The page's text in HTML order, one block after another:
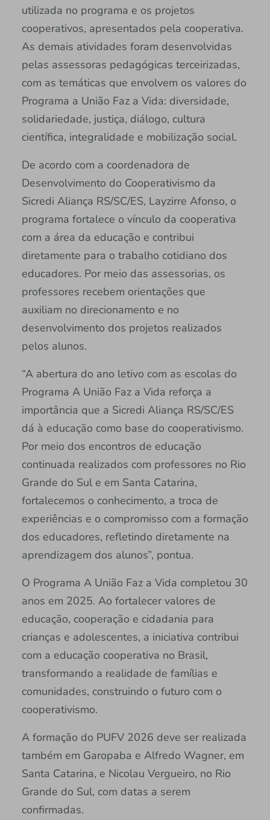
utilizada no programa e os projetos
cooperativos, apresentados pela cooperativa.
As demais atividades foram desenvolvidas
pelas assessoras pedagógicas terceirizadas,
com as temáticas que envolvem os valores do
Programa a União Faz a Vida: diversidade,
solidariedade, justiça, diálogo, cultura
científica, integralidade e mobilização social.
De acordo com a coordenadora de
Desenvolvimento do Cooperativismo da
Sicredi Aliança RS/SC/ES, Layzirre Afonso, o
programa fortalece o vínculo da cooperativa
com a área da educação e contribui
diretamente para o trabalho cotidiano dos
educadores. Por meio das assessorias, os
professores recebem orientações que
auxiliam no direcionamento e no
desenvolvimento dos projetos realizados
pelos alunos.
“A abertura do ano letivo com as escolas do
Programa A União Faz a Vida reforça a
importância que a Sicredi Aliança RS/SC/ES
dá à educação como base do cooperativismo.
Por meio dos encontros de educação
continuada realizados com professores no Rio
Grande do Sul e em Santa Catarina,
fortalecemos o conhecimento, a troca de
experiências e o compromisso com a formação
dos educadores, refletindo diretamente na
aprendizagem dos alunos”, pontua.
O Programa A União Faz a Vida completou 30
anos em 2025. Ao fortalecer valores de
educação, cooperação e cidadania para
crianças e adolescentes, a iniciativa contribui
com a educação cooperativa no Brasil,
transformando a realidade de famílias e
comunidades, construindo o futuro com o
cooperativismo.
A formação do PUFV 2026 deve ser realizada
também em Garopaba e Alfredo Wagner, em
Santa Catarina, e Nicolau Vergueiro, no Rio
Grande do Sul, com datas a serem
confirmadas.